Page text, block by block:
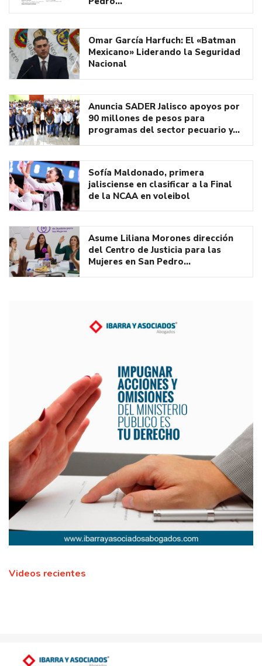
Omar García Harfuch: El «Batman
Mexicano» Liderando la Seguridad
Nacional
Anuncia SADER Jalisco apoyos por
90 millones de pesos para
programas del sector pecuario y…
Sofía Maldonado, primera
jalisciense en clasificar a la Final
de la NCAA en voleibol
Asume Liliana Morones dirección
del Centro de Justicia para las
Mujeres en San Pedro…
Videos recientes